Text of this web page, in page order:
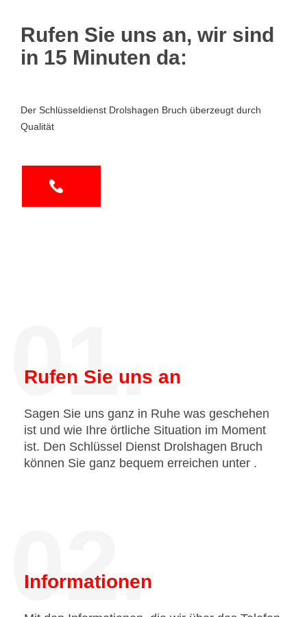
Rufen Sie uns an, wir sind
in 15 Minuten da:
Der Schlüsseldienst Drolshagen Bruch überzeugt durch
Qualität
01.
Rufen Sie uns an
Sagen Sie uns ganz in Ruhe was geschehen
ist und wie Ihre örtliche Situation im Moment
ist. Den Schlüssel Dienst Drolshagen Bruch
können Sie ganz bequem erreichen unter .
02.
Informationen